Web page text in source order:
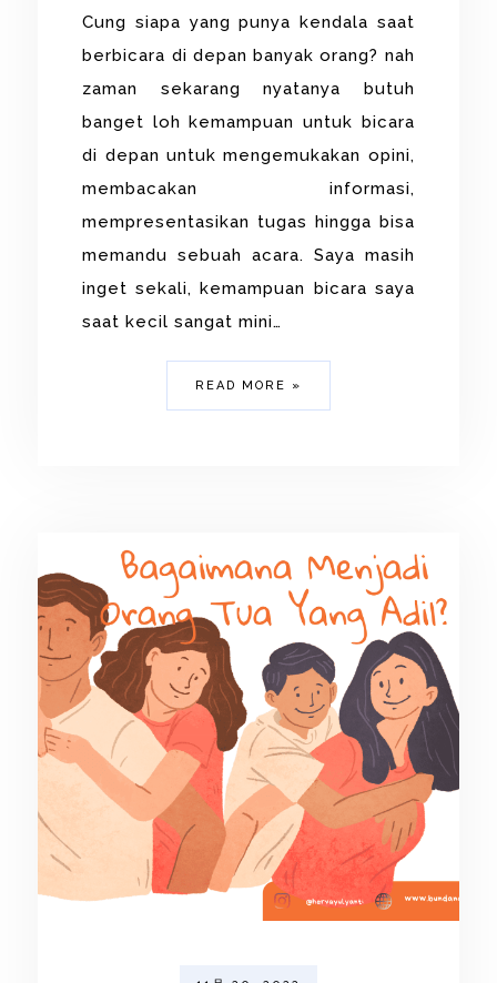
Cung siapa yang punya kendala saat
berbicara di depan banyak orang? nah
zaman sekarang nyatanya butuh
banget loh kemampuan untuk bicara
di depan untuk mengemukakan opini,
membacakan informasi,
mempresentasikan tugas hingga bisa
memandu sebuah acara. Saya masih
inget sekali, kemampuan bicara saya
saat kecil sangat mini…
READ MORE »